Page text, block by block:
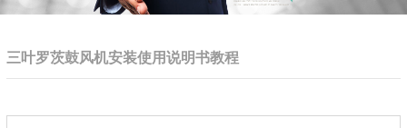
三叶罗茨鼓风机安装使用说明书教程